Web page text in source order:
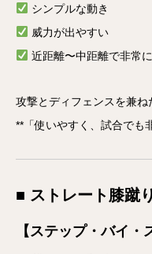
シンプルな動き
威力が出やすい
近距離〜中距離で非常
攻撃とディフェンスを兼ね
**「使いやすく、試合でも
■ ストレート膝蹴
【ステップ・バイ・